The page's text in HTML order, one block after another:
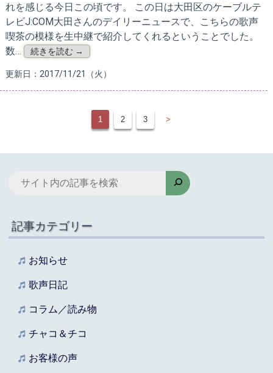
れを感じる今日この頃です。 この日は大田区のケーブルテ
レビJ:COM大田さんのデイリーニュースで、こちらの歌声
喫茶の模様を生中継で紹介してくれるということでした。
数…
続きを読む →
更新日：2017/11/21（火）
1 2 3 >
記事カテゴリー
お知らせ
歌声日記
コラム／読み物
チャコ＆チコ
お客様の声